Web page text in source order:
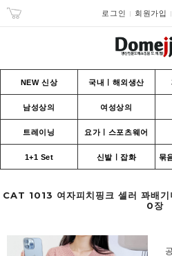
로그인 회원가입
NEW 신상 국내ㅣ해외생산
남성상의 여성상의
트레이닝 요가ㅣ스포츠웨어
1+1 Set 신발ㅣ잡화 묶
CAT 1013 여자피치핑크 셀러 꽈배
0장